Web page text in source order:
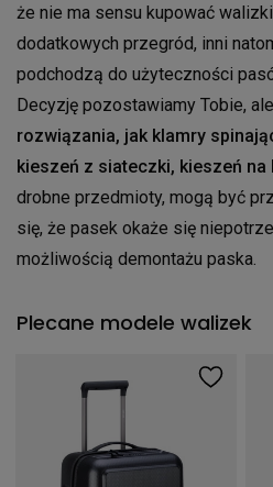
że nie ma sensu kupować
dodatkowych przegród, inni
podchodzą do użyteczności
Decyzję pozostawiamy Tobie,
rozwiązania, jak klamry
kieszeń z siateczki, kieszeń na
drobne przedmioty, mogą być
się, że pasek okaże się
możliwością demontażu paska.
Plecane modele walizek